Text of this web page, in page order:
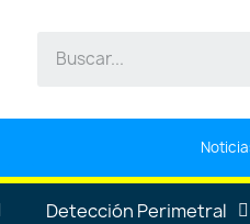
Detección Perimetral